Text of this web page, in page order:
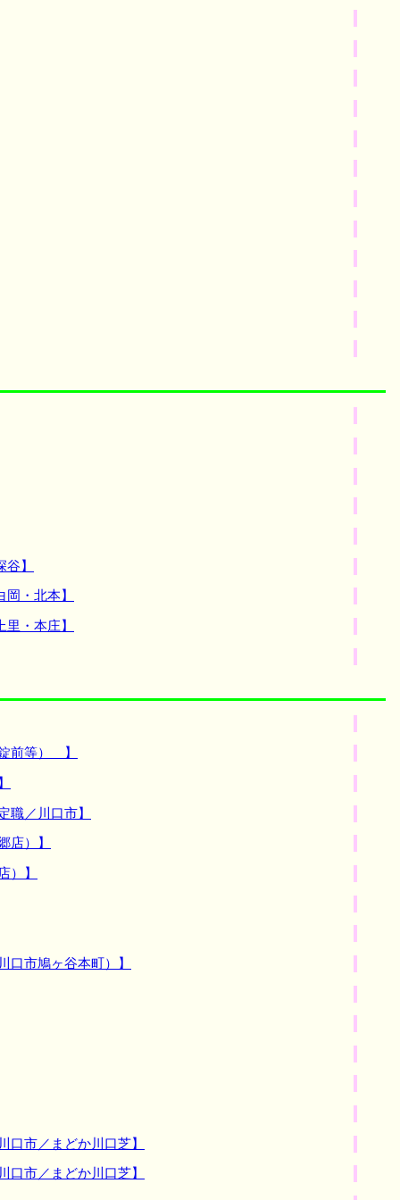
】
・北本】
・本庄】
前等） 】
／川口市】
店）】
）】
市鳩ヶ谷本町）】
市／まどか川口芝】
市／まどか川口芝】